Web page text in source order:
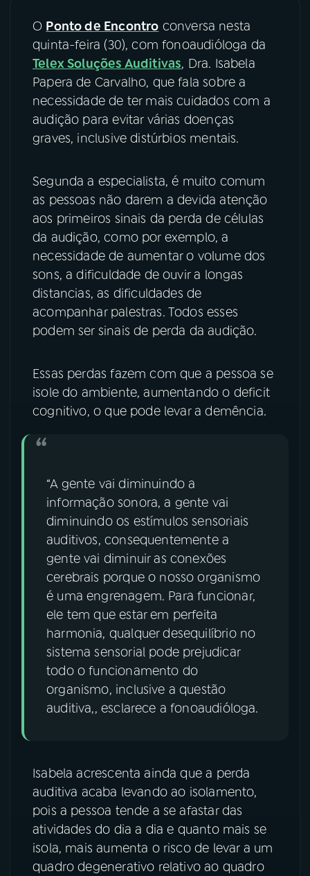
06 VIDEOCASTS
ÚLTIMAS
08FESTIVAL DE MÚSICA
ACOMPANHE A RÁDIO NACIONAL
YouTube Facebook
Instagram X
TikTok
O Ponto de Encontro conversa nesta
quinta-feira (30), com fonoaudióloga da
Telex Soluções Auditivas, Dra. Isabela
Papera de Carvalho, que fala sobre a
necessidade de ter mais cuidados com a
audição para evitar várias doenças
graves, inclusive distúrbios mentais.
Segunda a especialista, é muito comum
as pessoas não darem a devida atenção
aos primeiros sinais da perda de células
da audição, como por exemplo, a
necessidade de aumentar o volume dos
sons, a dificuldade de ouvir a longas
distancias, as dificuldades de
acompanhar palestras. Todos esses
podem ser sinais de perda da audição.
Essas perdas fazem com que a pessoa se
isole do ambiente, aumentando o deficit
cognitivo, o que pode levar a demência.
“A gente vai diminuindo a
informação sonora, a gente vai
diminuindo os estímulos sensoriais
auditivos, consequentemente a
gente vai diminuir as conexões
cerebrais porque o nosso organismo
é uma engrenagem. Para funcionar,
ele tem que estar em perfeita
harmonia, qualquer desequilíbrio no
sistema sensorial pode prejudicar
todo o funcionamento do
organismo, inclusive a questão
auditiva,, esclarece a fonoaudióloga.
Isabela acrescenta ainda que a perda
auditiva acaba levando ao isolamento,
pois a pessoa tende a se afastar das
atividades do dia a dia e quanto mais se
isola, mais aumenta o risco de levar a um
quadro degenerativo relativo ao quadro